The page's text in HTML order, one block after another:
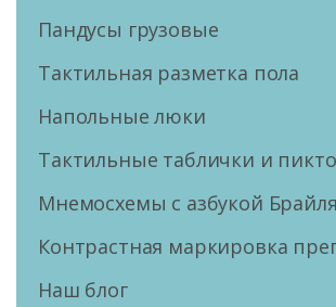
Пандусы грузовые
Тактильная разметка пола
Напольные люки
Тактильные таблички и
Мнемосхемы с азбукой Брайля
Контрастная маркировка
Наш блог